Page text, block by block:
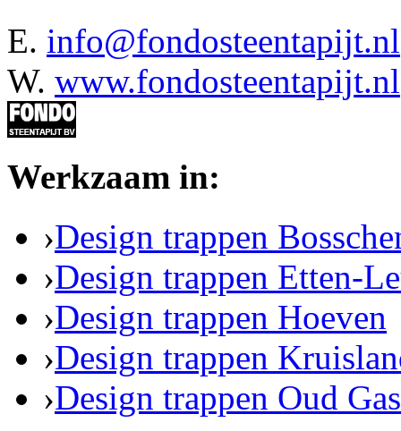
E. info@fondosteentapijt.nl
W. www.fondosteentapijt.nl
Werkzaam in:
›Design trappen
›Design trappen Etten-
›Design trappen Hoeven
›Design trappen
›Design trappen Oud